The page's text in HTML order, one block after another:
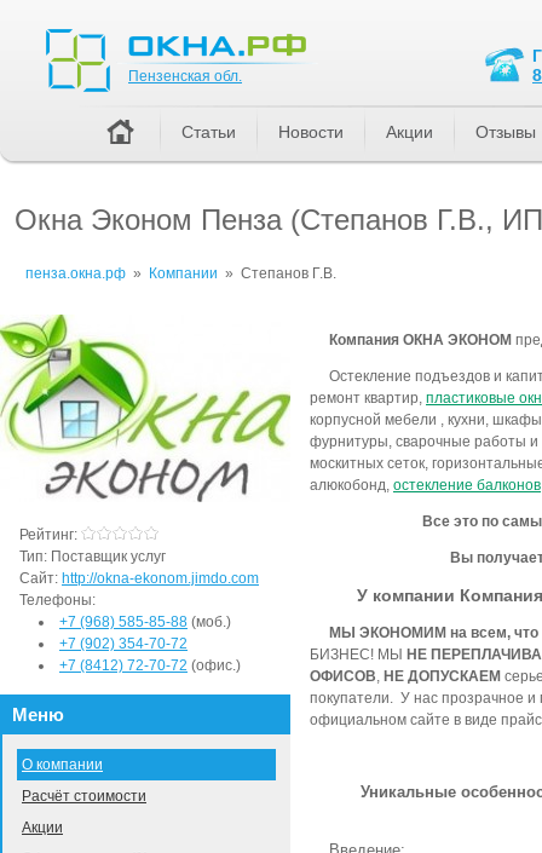
Окна Эконом Пенза (Степанов Г.В.,
пенза.окна.рф » Компании » Степанов Г.В.
Компания ОКНА ЭКОНОМ
Остекление подъездов и
ремонт квартир, пластиковые
корпусной мебели , кухни, шкафы
фурнитуры, сварочные работы и
москитных сеток,
алюкобонд, остекление балконов
Все это по
Вы
У компании
МЫ ЭКОНОМИМ на всем,
БИЗНЕС! МЫ НЕ
ОФИСОВ, НЕ ДОПУСКАЕМ
покупатели. У нас прозрачное
официальном сайте в виде
Уникальные
Рейтинг:
Тип: Поставщик услуг
Сайт: http://okna-ekonom.jimdo.com
Телефоны:
+7 (968) 585-85-88 (моб.)
+7 (902) 354-70-72
+7 (8412) 72-70-72 (офис.)
Меню
О компании
Расчёт стоимости
Акции
Пензенская обл.
Статьи Новости Акции Отзывы